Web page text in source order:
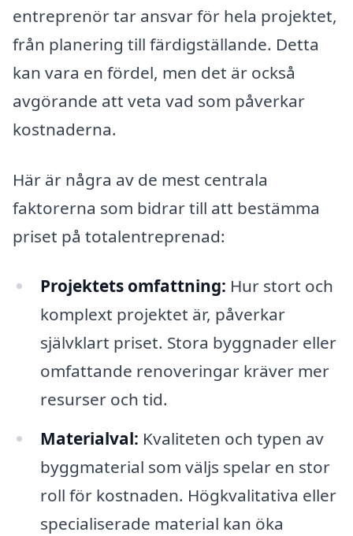
entreprenör tar ansvar för hela projektet,
från planering till färdigställande. Detta
kan vara en fördel, men det är också
avgörande att veta vad som påverkar
kostnaderna.
Här är några av de mest centrala
faktorerna som bidrar till att bestämma
priset på totalentreprenad:
Projektets omfattning: Hur stort och
komplext projektet är, påverkar
självklart priset. Stora byggnader eller
omfattande renoveringar kräver mer
resurser och tid.
Materialval: Kvaliteten och typen av
byggmaterial som väljs spelar en stor
roll för kostnaden. Högkvalitativa eller
specialiserade material kan öka